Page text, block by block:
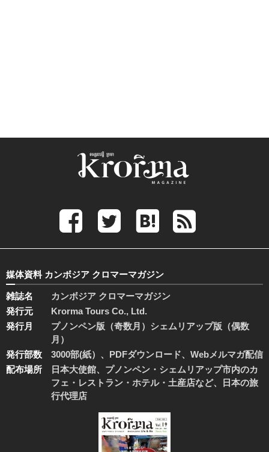
媒体資料 カンボジア クロマーマガジン
雑誌名
カンボジア クロマーマガジン
発行元
Krorma Tours Co., Ltd.
発行月
プノンペン版（奇数月）シェムリアップ版（偶数
月）
発行部数
3000部(紙）、PDFダウンロード、Webメルマガ配信
配布場所
日本大使館、プノンペン・シェムリアップ市内のカ
フェ・レストラン・ホテル・土産店など、日本の旅
行代理店